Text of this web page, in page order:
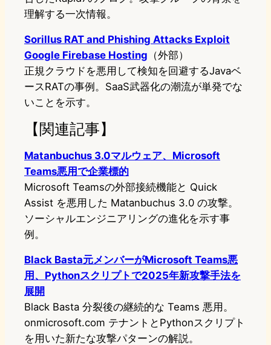
理解する一次情報。
Sorillus RAT and Phishing Attacks Exploit
Google Firebase Hosting （外部）
正規クラウドを悪用して検知を回避するJavaベ
ースRATの事例。SaaS武器化の潮流が単発でな
いことを示す。
【関連記事】
Matanbuchus 3.0マルウェア、Microsoft
Teams悪用で企業標的
Microsoft Teamsの外部接続機能と Quick
Assist を悪用した Matanbuchus 3.0 の攻撃。
ソーシャルエンジニアリングの進化を示す事
例。
Black Basta元メンバーがMicrosoft Teams悪
用、Pythonスクリプトで2025年新攻撃手法を
展開
Black Basta 分裂後の継続的な Teams 悪用。
onmicrosoft.com テナントとPythonスクリプト
を用いた新たな攻撃パターンの解説。